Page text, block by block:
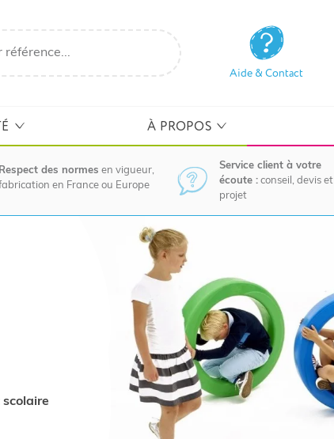
Aide & Contact
À PROPOS
Respect des normes en vigueur,
en France ou Europe
Service client à votre
écoute : conseil, devis et
projet